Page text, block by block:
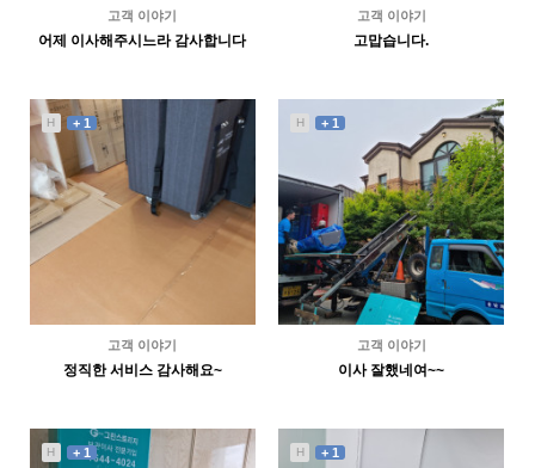
3209
07-12
고객 이야기
어제 이사해주시느라 감사합니다
3237
07-09
고객 이야기
고맙습니다.
H + 1
3227
07-09
이xx
고객 이야기
정직한 서비스 감사해요~
H + 1
3220
07-09
고객 이야기
이사 잘했네여~~
H + 1 H + 1